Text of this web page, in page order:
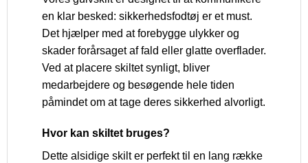
en klar besked: sikkerhedsfodtøj er et must.
Det hjælper med at forebygge ulykker og
skader forårsaget af fald eller glatte overflader.
Ved at placere skiltet synligt, bliver
medarbejdere og besøgende hele tiden
påmindet om at tage deres sikkerhed alvorligt.
Hvor kan skiltet bruges?
Dette alsidige skilt er perfekt til en lang række